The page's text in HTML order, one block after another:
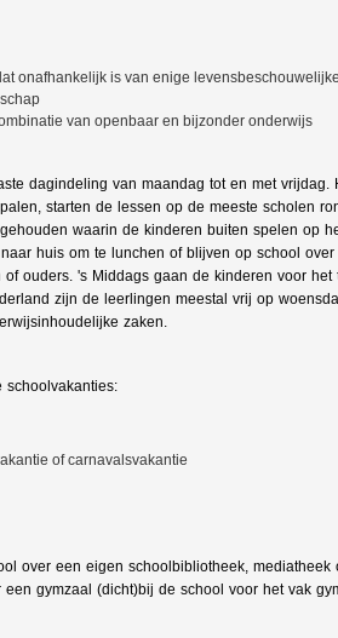
onafhankelijk is van enige
van openbaar en bijzonder onderwijs
dagindeling van maandag tot en met
starten de lessen op de meeste scholen
waarin de kinderen buiten spelen op
huis om te lunchen of blijven op school
ouders. 's Middags gaan de kinderen voor
zijn de leerlingen meestal vrij op
zaken.
schoolvakanties:
of carnavalsvakantie
over een eigen schoolbibliotheek, mediatheek
gymzaal (dicht)bij de school voor het vak